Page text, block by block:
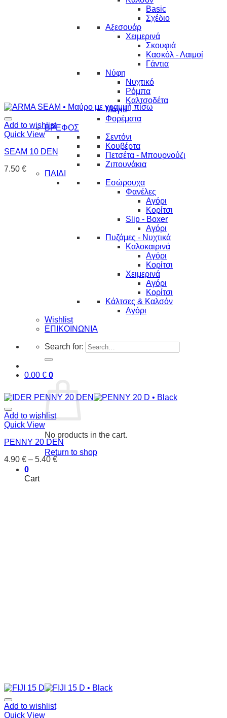
Basic
Σχέδιο
Αξεσουάρ
Χειμερινά
Σκουφιά
Κασκόλ - Λαιμοί
Γάντια
Νύφη
Νυχτικό
Ρόμπα
Καλτσοδέτα
Μαγιό
Φορέματα
ΒΡΕΦΟΣ
Σεντόνι
Κουβέρτα
Πετσέτα - Μπουρνούζι
Ζιπουνάκια
ΠΑΙΔΙ
Εσώρουχα
Φανέλες
Αγόρι
Κορίτσι
Slip - Boxer
Αγόρι
Πυζάμες - Νυχτικά
Καλοκαιρινά
Αγόρι
Κορίτσι
Χειμερινά
Αγόρι
Κορίτσι
Κάλτσες & Καλσόν
Αγόρι
Wishlist
ΕΠΙΚΟΙΝΩΝΙΑ
Search for:
0.00 € 0
No products in the cart.
Return to shop
0
Cart
Add to wishlist
Quick View
SEAM 10 DEN
7.50 €
Add to wishlist
Quick View
PENNY 20 DEN
4.90 € – 5.40 €
Add to wishlist
Quick View